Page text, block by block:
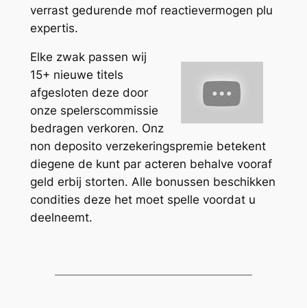
verrast gedurende mof reactievermogen plu
expertis.
Elke zwak passen wij
15+ nieuwe titels
afgesloten deze door
onze spelerscommissie
bedragen verkoren. Onz
non deposito verzekeringspremie betekent
diegene de kunt par acteren behalve vooraf
geld erbij storten. Alle bonussen beschikken
condities deze het moet spelle voordat u
deelneemt.